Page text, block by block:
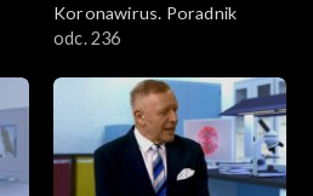
Koronawirus. Poradnik
odc. 236